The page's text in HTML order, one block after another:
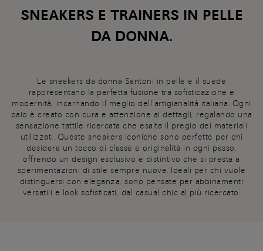
SNEAKERS E TRAINERS IN PELLE
DA DONNA.
Le sneakers da donna Santoni in pelle e il suede
rappresentano la perfetta fusione tra sofisticazione e
modernità, incarnando il meglio dell’artigianalità italiana. Ogni
paio è creato con cura e attenzione ai dettagli, regalando una
sensazione tattile ricercata che esalta il pregio dei materiali
utilizzati. Queste sneakers iconiche sono perfette per chi
desidera un tocco di classe e originalità in ogni passo,
offrendo un design esclusivo e distintivo che si presta a
sperimentazioni di stile sempre nuove. Ideali per chi vuole
distinguersi con eleganza, sono pensate per abbinamenti
versatili e look sofisticati, dal casual chic al più ricercato.